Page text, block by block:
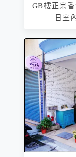
GB樓正宗
日室